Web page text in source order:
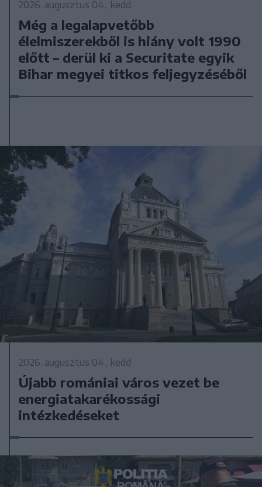
2026. augusztus 04., kedd
Még a legalapvetőbb
élelmiszerekből is hiány volt 1990
előtt – derül ki a Securitate egyik
Bihar megyei titkos feljegyzéséből
2026. augusztus 04., kedd
Újabb romániai város vezet be
energiatakarékossági
intézkedéseket